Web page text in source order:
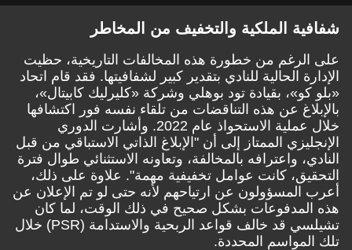
شفافية الملكية والتخفيف من المخاطر
على الرغم من خطورة هذه المخالفات التاريخية، حظيت
الإدارة الحالية للنادي بتقدير كبير لشفافيتها. فقد قام اتحاد
«بلو كو»، بقيادة تود بوهلي وشركة «كليرليك كابيتال»،
بالإبلاغ عن هذه التناقضات من تلقاء نفسه فور اكتشافها
خلال عملية الاستحواذ عام 2022. وأشارت الدوري
الإنجليزي الممتاز إلى أن "الإبلاغ الذاتي الاستباقي من قبل
النادي، واعترافه بالمخالفة، وتعاونه الاستثنائي طوال فترة
التحقيق، كانت عوامل تخفيفية مهمة". علاوة على ذلك،
أعرب المسؤولون عن ارتياحهم لأنه حتى لو تم الإعلان عن
هذه المدفوعات بشكل صحيح في ذلك الوقت، لما كان
تشيلسي قد خالف قواعد الربحية والاستدامة (PSR) خلال
تلك المواسم المحددة.